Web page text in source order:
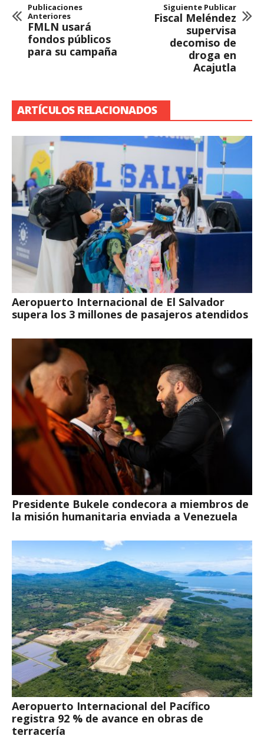
Publicaciones
Anteriores
FMLN usará
fondos públicos
para su campaña
Siguiente Publicar
Fiscal Meléndez
supervisa
decomiso de
droga en
Acajutla
ARTÍCULOS RELACIONADOS
Aeropuerto Internacional de El Salvador
supera los 3 millones de pasajeros atendidos
Presidente Bukele condecora a miembros de
la misión humanitaria enviada a Venezuela
Aeropuerto Internacional del Pacífico
registra 92 % de avance en obras de
terracería